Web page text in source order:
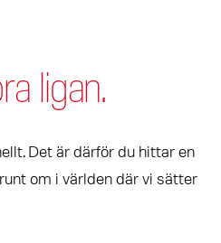
ligan.
Det är därför du hittar en
om i världen där vi sätter